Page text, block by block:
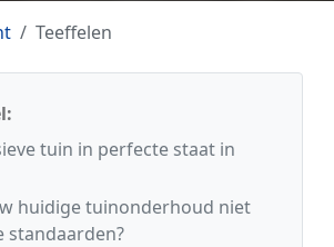
Teeffelen
tuin in perfecte staat in
huidige tuinonderhoud niet
standaarden?